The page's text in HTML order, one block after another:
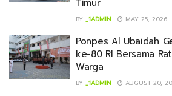
Timur
BY _1ADMIN MAY 25, 2026
Ponpes Al Ubaidah
ke-80 RI Bersama
Warga
BY _1ADMIN AUGUST 20,